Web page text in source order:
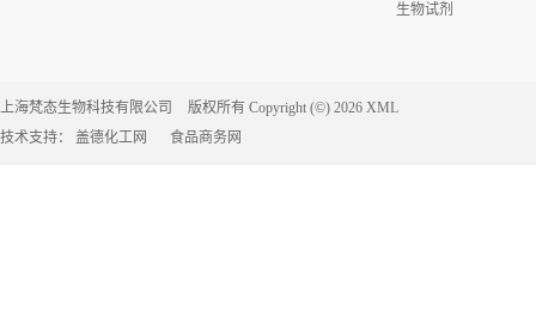
生物试剂
上海梵态生物科技有限公司 版权所有 Copyright (©) 2026 XML
技术支持： 盖德化工网 食品商务网